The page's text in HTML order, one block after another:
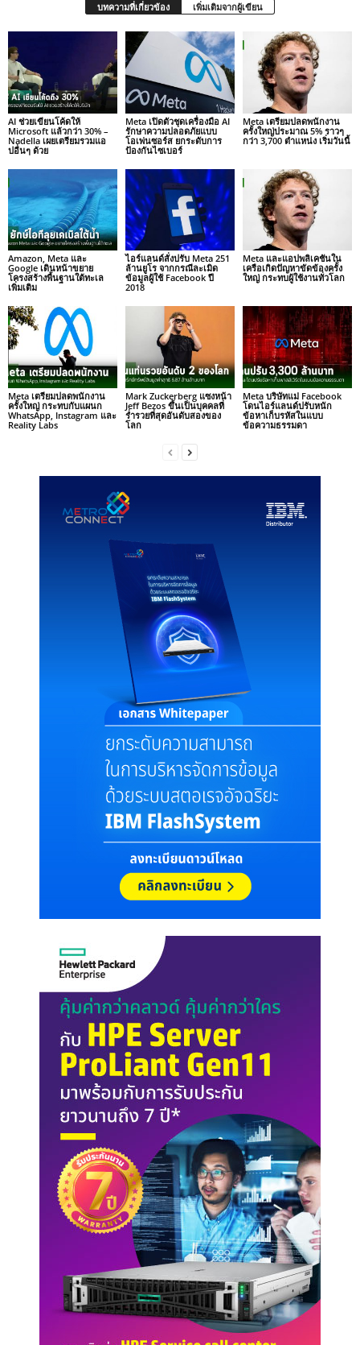
บทความที่เกี่ยวข้อง เพิ่มเติมจากผู้เขียน
AI ช่วยเขียนโค้ดให้
Microsoft แล้วกว่า 30% –
Nadella เผยเตรียมรวมแอ
ปอื่นๆ ด้วย
Meta เปิดตัวชุดเครื่องมือ AI
รักษาความปลอดภัยแบบ
โอเพ่นซอร์ส ยกระดับการ
ป้องกันไซเบอร์
Meta เตรียมปลดพนักงาน
ครั้งใหญ่ประมาณ 5% ราวๆ
กว่า 3,700 ตำแหน่ง เริ่มวันนี้
Amazon, Meta และ
Google เดินหน้าขยาย
โครงสร้างพื้นฐานใต้ทะเล
เพิ่มเติม
ไอร์แลนด์สั่งปรับ Meta 251
ล้านยูโร จากกรณีละเมิด
ข้อมูลผู้ใช้ Facebook ปี
2018
Meta และแอปพลิเคชันใน
เครือเกิดปัญหาขัดข้องครั้ง
ใหญ่ กระทบผู้ใช้งานทั่วโลก
Meta เตรียมปลดพนักงาน
ครั้งใหญ่ กระทบกับแผนก
WhatsApp, Instagram และ
Reality Labs
Mark Zuckerberg แซงหน้า
Jeff Bezos ขึ้นเป็นบุคคลที่
ร่ำรวยที่สุดอันดับสองของ
โลก
Meta บริษัทแม่ Facebook
โดนไอร์แลนด์ปรับหนัก
ข้อหาเก็บรหัสในแบบ
ข้อความธรรมดา